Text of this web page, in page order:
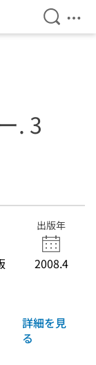
検索を
メ
. 3
出版年
2008.4
詳細を見
る